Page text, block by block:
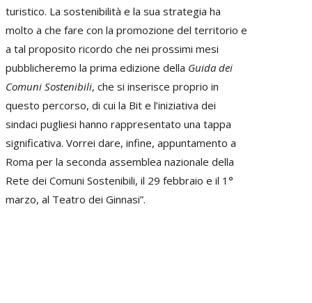
turistico. La sostenibilità e la sua strategia ha
molto a che fare con la promozione del territorio e
a tal proposito ricordo che nei prossimi mesi
pubblicheremo la prima edizione della Guida dei
Comuni Sostenibili, che si inserisce proprio in
questo percorso, di cui la Bit e l’iniziativa dei
sindaci pugliesi hanno rappresentato una tappa
significativa. Vorrei dare, infine, appuntamento a
Roma per la seconda assemblea nazionale della
Rete dei Comuni Sostenibili, il 29 febbraio e il 1°
marzo, al Teatro dei Ginnasi”.